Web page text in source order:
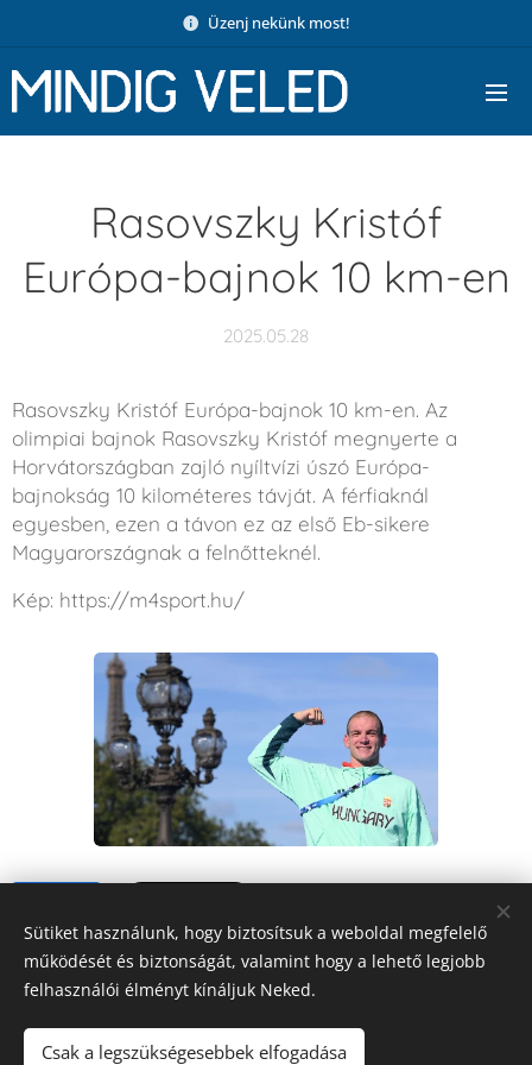
Üzenj nekünk most!
Rasovszky Kristóf
Európa-bajnok 10 km-en
2025.05.28
Rasovszky Kristóf Európa-bajnok 10 km-en. Az
olimpiai bajnok Rasovszky Kristóf megnyerte a
Horvátországban zajló nyíltvízi úszó Európa-
bajnokság 10 kilométeres távját. A férfiaknál
egyesben, ezen a távon ez az első Eb-sikere
Magyarországnak a felnőtteknél.
Kép: https://m4sport.hu/
FORRÁSRÁDIÓ
Sütiket használunk, hogy biztosítsuk a weboldal megfelelő
működését és biztonságát, valamint hogy a lehető legjobb
felhasználói élményt kínáljuk Neked.
Csak a legszükségesebbek elfogadása